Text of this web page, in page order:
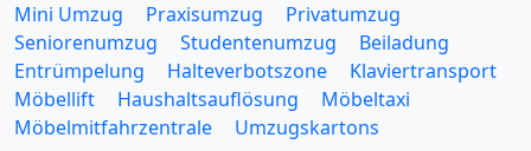
Mini Umzug
Praxisumzug
Privatumzug
Seniorenumzug
Studentenumzug
Beiladung
Entrümpelung
Halteverbotszone
Klaviertransport
Möbellift
Haushaltsauflösung
Möbeltaxi
Möbelmitfahrzentrale
Umzugskartons